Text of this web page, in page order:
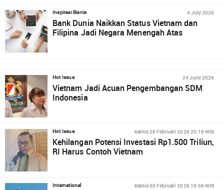
Inspirasi Bisnis 4 July 2026
Bank Dunia Naikkan Status Vietnam dan
Filipina Jadi Negara Menengah Atas
Hot Issue 24 June 2026
Vietnam Jadi Acuan Pengembangan SDM
Indonesia
Hot Issue Kamis 26 Februari 2026 20:16 WIB
Kehilangan Potensi Investasi Rp1.500 Triliun,
RI Harus Contoh Vietnam
International Kamis 05 Februari 2026 19:56 WIB